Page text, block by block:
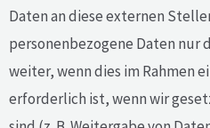
Daten an diese externen
personenbezogene Daten nur
weiter, wenn dies im Rahmen
erforderlich ist, wenn wir